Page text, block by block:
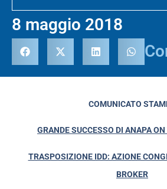
8 maggio 2018
COMUNICATO
GRANDE SUCCESSO DI ANAPA
TRASPOSIZIONE IDD: AZIONE
BROKER